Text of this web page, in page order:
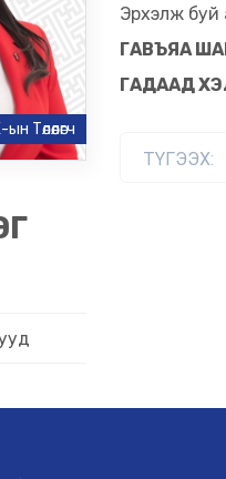
Төлөөлөгч
Эрхэлж буй
ГАВЪЯА
ГАДААД
ТҮГЭЭХ: